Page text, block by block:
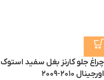
چراغ جلو کارنز بغل سفید استوک
اورجینال ۲۰۱۰-۲۰۰۹